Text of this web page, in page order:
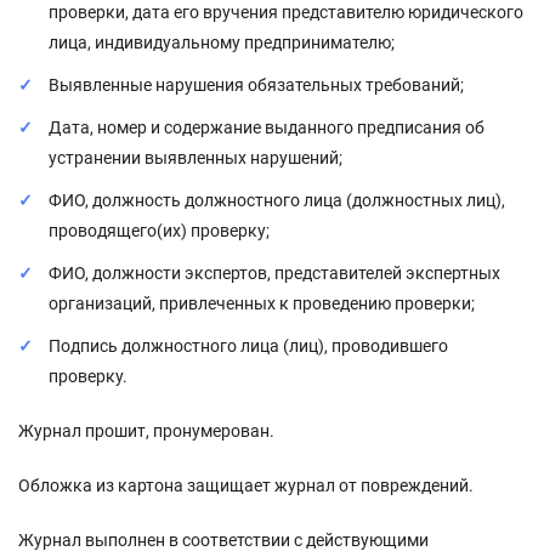
проверки, дата его вручения представителю юридического
лица, индивидуальному предпринимателю;
Выявленные нарушения обязательных требований;
Дата, номер и содержание выданного предписания об
устранении выявленных нарушений;
ФИО, должность должностного лица (должностных лиц),
проводящего(их) проверку;
ФИО, должности экспертов, представителей экспертных
организаций, привлеченных к проведению проверки;
Подпись должностного лица (лиц), проводившего
проверку.
Журнал прошит, пронумерован.
Обложка из картона защищает журнал от повреждений.
Журнал выполнен в соответствии с действующими